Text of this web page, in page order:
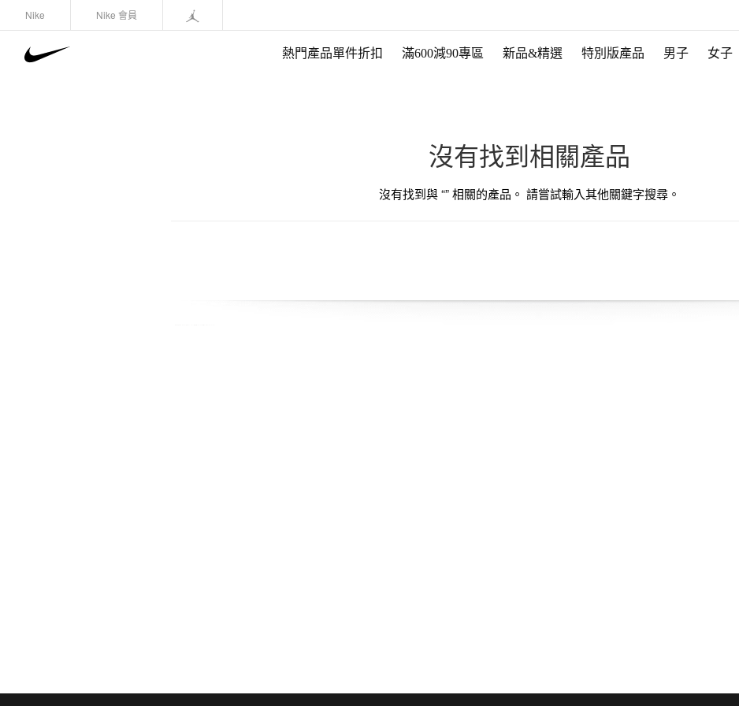
Nike Nike 會員
熱門產品單件折扣 滿600減90專區 新品&精選 特別版產品 男子 女子
沒有找到相關產品
沒有找到與 “” 相關的產品。 請嘗試輸入其他關鍵字搜尋。